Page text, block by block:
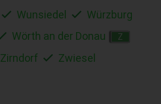
Wunsiedel
Würzburg
Wörth an der Donau Z
Zirndorf Zwiesel